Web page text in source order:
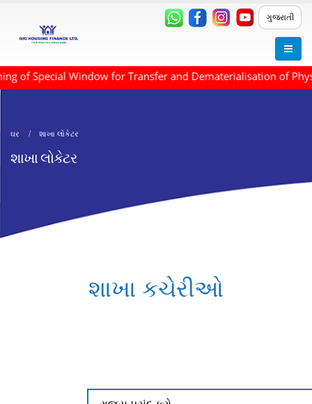
ગુજરાતી
of Special Window for Transfer and Dematerialisation of
ઘર શાખા લોકેટર
શાખા લોકેટર
શાખા કચેરીઓ